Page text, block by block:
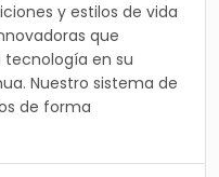
y estilos de vida
que
tecnología en su
Nuestro sistema de
de forma